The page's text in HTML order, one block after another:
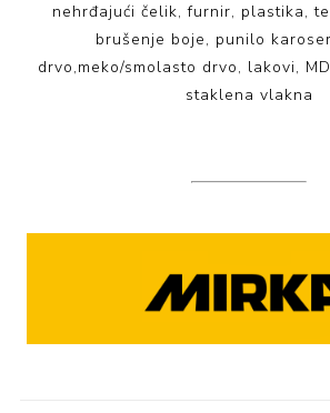
nehrđajući čelik, furnir, plastika,
brušenje boje, punilo
drvo,meko/smolasto drvo, lakovi,
staklena vlakna